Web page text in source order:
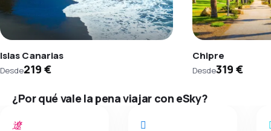
Islas Canarias
Desde219 €
Chipre
Desde319 €
¿Por qué vale la pena viajar con eSky?